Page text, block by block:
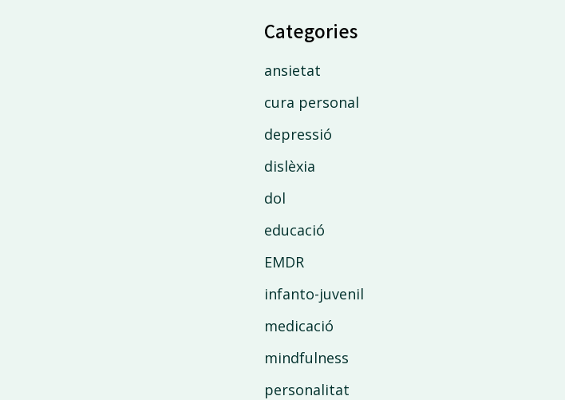
Categories
ansietat
cura personal
depressió
dislèxia
dol
educació
EMDR
infanto-juvenil
medicació
mindfulness
personalitat